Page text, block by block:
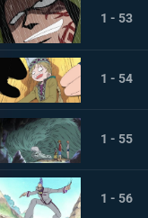
1 - 53
1 - 54
1 - 55
1 - 56